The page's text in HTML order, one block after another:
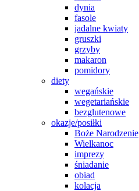
dynia
fasole
jadalne kwiaty
gruszki
grzyby
makaron
pomidory
diety
wegańskie
wegetariańskie
bezglutenowe
okazje/posiłki
Boże Narodzenie
Wielkanoc
imprezy
śniadanie
obiad
kolacja